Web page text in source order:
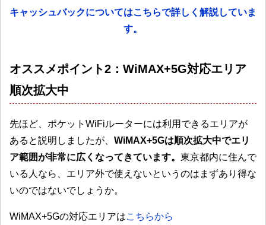
キャッシュバックについてはこちらで詳しく解説していま
す。
オススメポイント2：WiMAX+5G対応エリア
順次拡大中
先ほど、ポケットWiFiルーターには利用できるエリアが
あると説明しましたが、 WiMAX+5Gは順次拡大中でエリ
ア範囲が非常に広くなってきています。 東京都内に住んで
いる人なら、エリア外で使えないというのはまずあり得な
いのではないでしょうか。
WiMAX+5Gの対応エリアはこちらから